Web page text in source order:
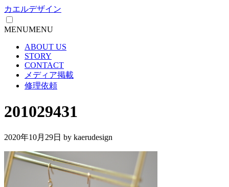
カエルデザイン
MENUMENU
ABOUT US
STORY
CONTACT
メディア掲載
修理依頼
201029431
2020年10月29日 by kaerudesign